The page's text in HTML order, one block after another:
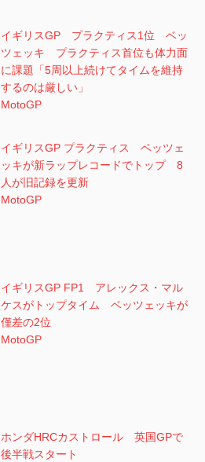
イギリスGP プラクティス1位 ベッ
ツェッキ プラクティス首位も体力面
に課題「5周以上続けてタイムを維持
するのは厳しい」
MotoGP
イギリスGP プラクティス ベッツェ
ッキが新ラップレコードでトップ 8
人が旧記録を更新
MotoGP
イギリスGP FP1 アレックス・マル
ケスがトップタイム ベッツェッキが
僅差の2位
MotoGP
ホンダHRCカストロール 英国GPで
後半戦スタート